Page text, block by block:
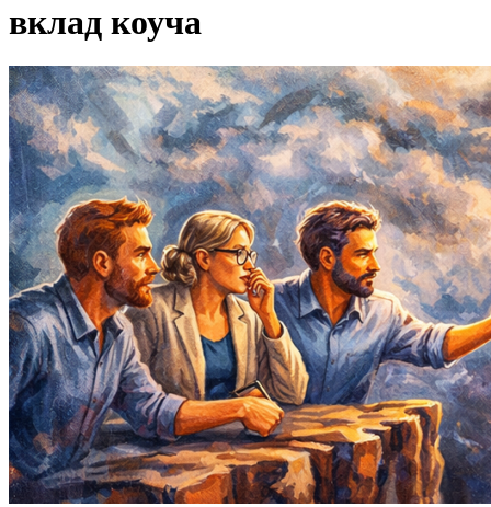
вклад коуча